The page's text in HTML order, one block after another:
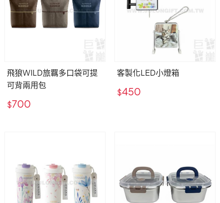
飛狼WILD旅羈多口袋可提
可背兩用包
$700
客製化LED小燈箱
$450